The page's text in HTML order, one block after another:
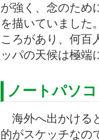
が強く、念のため
を描いていました
ころがあり、何百
ッパの天候は極端
ノートパソ
海外へ出かける
的がスケッチなの